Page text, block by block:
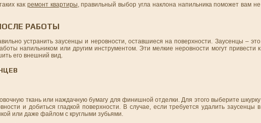
как ремонт квартиры, правильный выбор угла наклона напильника поможет вам не
РАБОТЫ
устранить заусенцы и неровности, оставшиеся на поверхности. Заусенцы – это
напильником или другим инструментом. Эти мелкие неровности могут привести к
его внешний вид.
ткань или наждачную бумагу для финишной отделки. Для этого выберите шкурку
и добиться гладкой поверхности. В случае, если требуется удалить заусенцы в
или даже файлом с круглыми зубьями.